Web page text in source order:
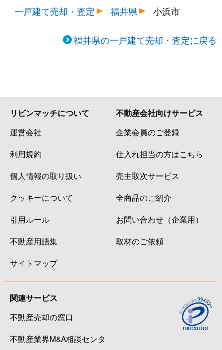
一戸建て売却・査定
福井県 小浜市
福井県の一戸建て売却・査定に戻る
リビンマッチについて
運営会社
利用規約
個人情報の取り扱い
クッキーについて
引用ルール
不動産用語集
サイトマップ
不動産会社向けサービス
企業会員のご登録
仕入れ担当の方はこちら
売主取次サービス
全商品のご紹介
お問い合わせ（企業用）
取材のご依頼
関連サービス
不動産売却の窓口
不動産業界M&A相談センタ